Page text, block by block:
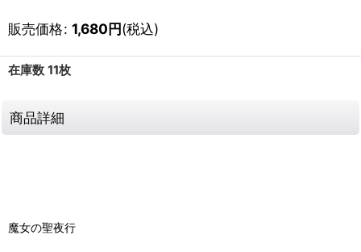
販売価格: 1,680円(税込)
在庫数 11枚
商品詳細
魔女の聖夜行